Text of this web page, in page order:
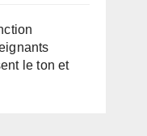
le ton et